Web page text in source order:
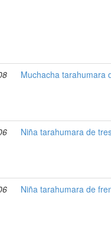
Muchacha tarahumara
Niña tarahumara de
Niña tarahumara de